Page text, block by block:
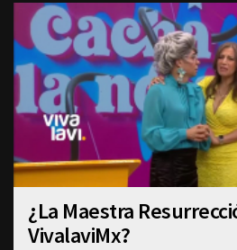
¿La Maestra
VivalaviMx?